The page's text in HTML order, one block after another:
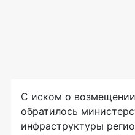
С иском о
обратилось
инфраструктуры